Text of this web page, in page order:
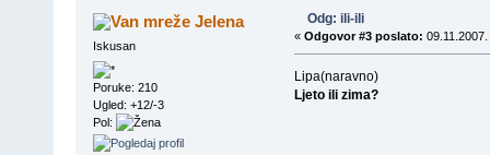
Jelena
Iskusan
Poruke: 210
Ugled: +12/-3
Pol:
Odg: ili-ili
« Odgovor #3 poslato:
Lipa(naravno)
Ljeto ili zima?